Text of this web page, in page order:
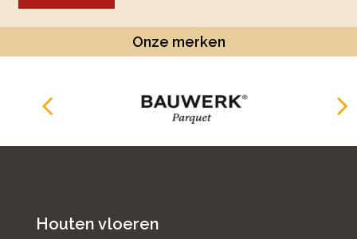
Onze merken
Houten vloeren